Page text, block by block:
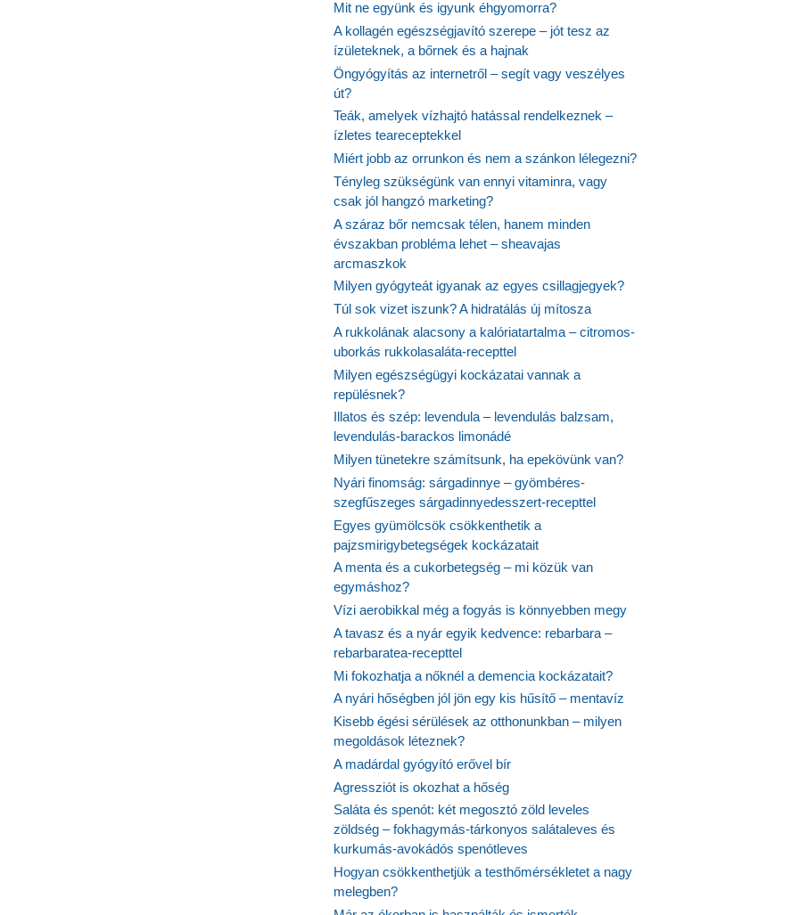
Mit ne együnk és igyunk éhgyomorra?
A kollagén egészségjavító szerepe – jót tesz az
ízületeknek, a bőrnek és a hajnak
Öngyógyítás az internetről – segít vagy veszélyes
út?
Teák, amelyek vízhajtó hatással rendelkeznek –
ízletes teareceptekkel
Miért jobb az orrunkon és nem a szánkon lélegezni?
Tényleg szükségünk van ennyi vitaminra, vagy
csak jól hangzó marketing?
A száraz bőr nemcsak télen, hanem minden
évszakban probléma lehet – sheavajas
arcmaszkok
Milyen gyógyteát igyanak az egyes csillagjegyek?
Túl sok vizet iszunk? A hidratálás új mítosza
A rukkolának alacsony a kalóriatartalma – citromos-
uborkás rukkolasaláta-recepttel
Milyen egészségügyi kockázatai vannak a
repülésnek?
Illatos és szép: levendula – levendulás balzsam,
levendulás-barackos limonádé
Milyen tünetekre számítsunk, ha epekövünk van?
Nyári finomság: sárgadinnye – gyömbéres-
szegfűszeges sárgadinnyedesszert-recepttel
Egyes gyümölcsök csökkenthetik a
pajzsmirigybetegségek kockázatait
A menta és a cukorbetegség – mi közük van
egymáshoz?
Vízi aerobikkal még a fogyás is könnyebben megy
A tavasz és a nyár egyik kedvence: rebarbara –
rebarbaratea-recepttel
Mi fokozhatja a nőknél a demencia kockázatait?
A nyári hőségben jól jön egy kis hűsítő – mentavíz
Kisebb égési sérülések az otthonunkban – milyen
megoldások léteznek?
A madárdal gyógyító erővel bír
Agressziót is okozhat a hőség
Saláta és spenót: két megosztó zöld leveles
zöldség – fokhagymás-tárkonyos salátaleves és
kurkumás-avokádós spenótleves
Hogyan csökkenthetjük a testhőmérsékletet a nagy
melegben?